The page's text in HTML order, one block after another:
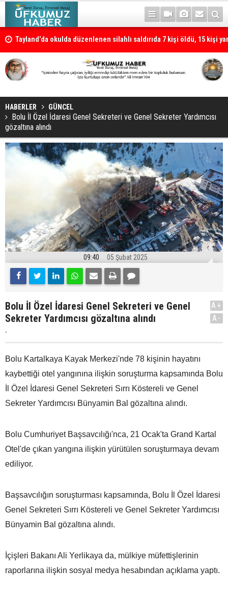
Tayland’da okulda düzenlenen silahlı saldırıda 7 kişi öldü, 15 kişi
HABERLER GÜNCEL
Bolu İl Özel İdaresi Genel Sekreteri ve Genel Sekreter Yardımcısı
gözaltına alındı
09:40 05 Şubat 2025
Bolu İl Özel İdaresi Genel Sekreteri ve Genel
Sekreter Yardımcısı gözaltına alındı
.
A+
A-
Bolu Kartalkaya Kayak Merkezi'nde 78 kişinin hayatını
kaybettiği otel yangınına ilişkin soruşturma kapsamında Bolu
İl Özel İdaresi Genel Sekreteri Sırrı Köstereli ve Genel
Sekreter Yardımcısı Bünyamin Bal gözaltına alındı.
Bolu Cumhuriyet Başsavcılığı'nca, 21 Ocak'ta Grand Kartal
Otel'de çıkan yangına ilişkin yürütülen soruşturmaya devam
ediliyor.
Başsavcılığın soruşturması kapsamında, Bolu İl Özel İdaresi
Genel Sekreteri Sırrı Köstereli ve Genel Sekreter Yardımcısı
Bünyamin Bal gözaltına alındı.
İçişleri Bakanı Ali Yerlikaya da, mülkiye müfettişlerinin
raporlarına ilişkin sosyal medya hesabından açıklama yaptı.